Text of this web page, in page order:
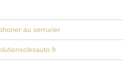
au serrurier